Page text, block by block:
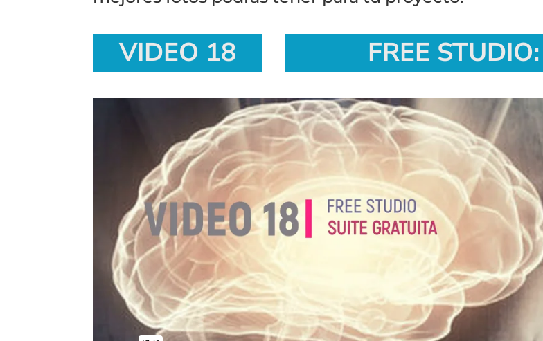
VIDEO 18 FREE